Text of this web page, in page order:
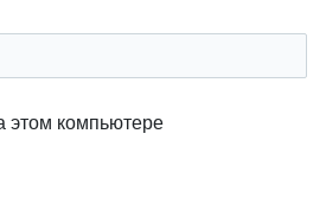
этом компьютере